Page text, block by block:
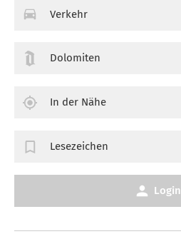
Verkehr
Dolomiten
In der Nähe
Lesezeichen
Login